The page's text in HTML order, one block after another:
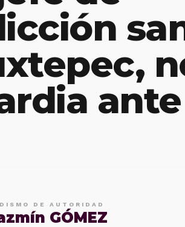
DE AUTORIDAD
GÓMEZ